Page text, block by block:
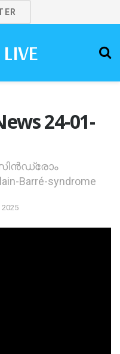
24-01-
Barré-syndrome
2025